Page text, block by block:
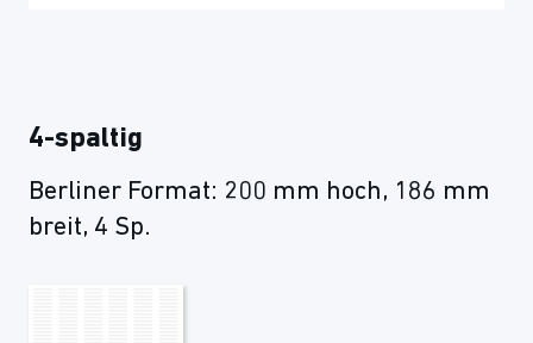
4-spaltig
Berliner Format: 200 mm hoch, 186 mm
breit, 4 Sp.